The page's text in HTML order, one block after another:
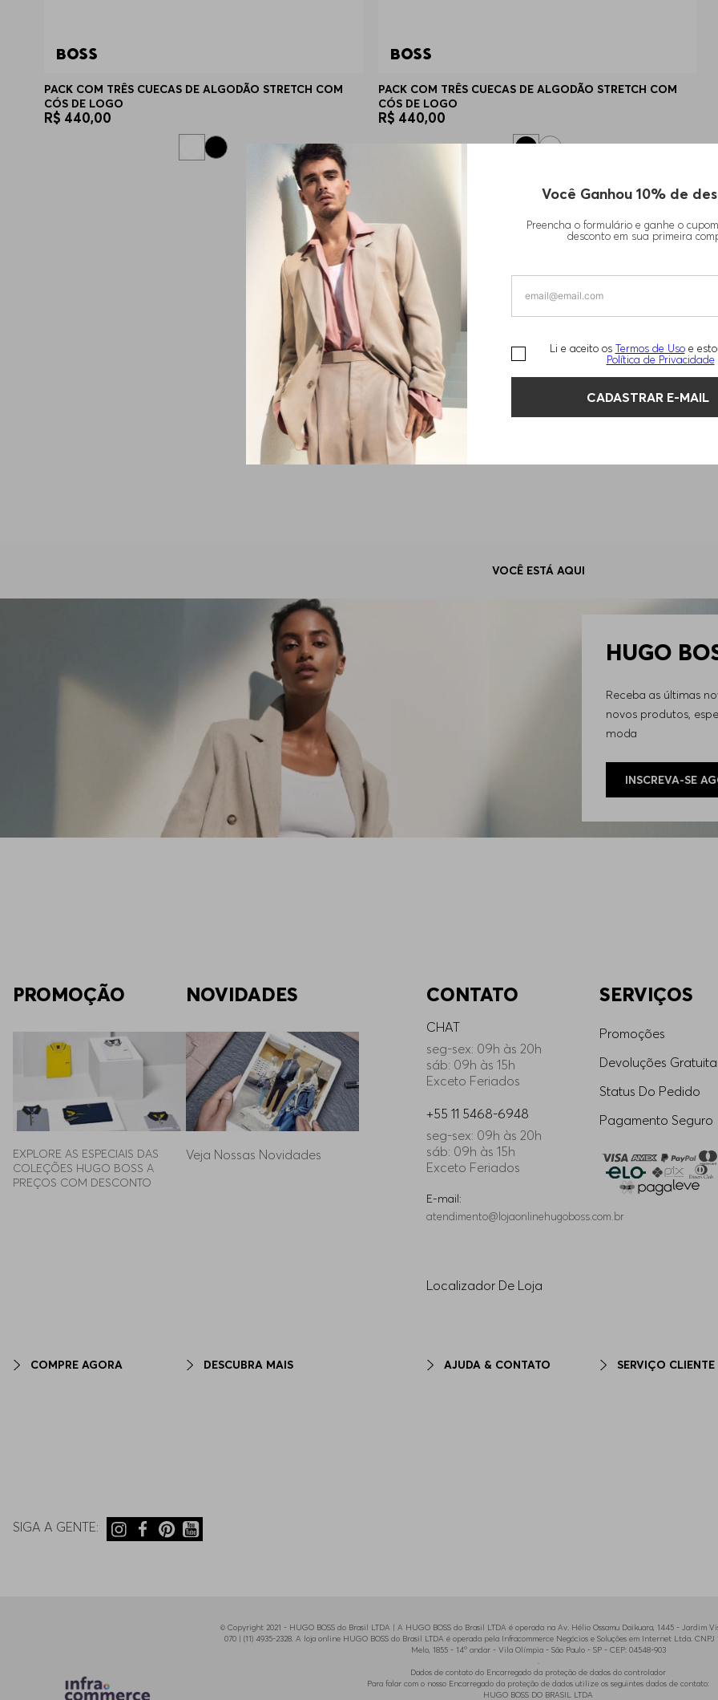
Você Ganhou 10% de
Preencha o formulário e ganhe o
desconto em sua primeira
Li e aceito os Termos de Uso e
Política de Privacidade
CADASTRAR E-MAIL
PACK COM TRÊS CUECAS DE ALGODÃO STRETCH COM
CÓS DE LOGO
R$ 440,00
PACK COM TRÊS CUECAS DE ALGODÃO STRETCH COM
CÓS DE LOGO
R$ 440,00
VOCÊ ESTÁ AQUI
HUGO
Receba as últimas
novos produtos,
moda
INSCREVA-SE
PROMOÇÃO
EXPLORE AS ESPECIAIS DAS
COLEÇÕES HUGO BOSS A
PREÇOS COM DESCONTO
COMPRE AGORA
NOVIDADES
Veja Nossas Novidades
DESCUBRA MAIS
CONTATO
CHAT
seg-sex: 09h às 20h
sáb: 09h às 15h
Exceto Feriados
+55 11 5468-6948
seg-sex: 09h às 20h
sáb: 09h às 15h
Exceto Feriados
E-mail:
atendimento@lojaonlinehugoboss.com.br
Localizador De Loja
AJUDA & CONTATO
SERVIÇOS
Promoções
Devoluções
Status Do Pedido
Pagamento Seguro
SERVIÇO CLIENTE
SIGA A GENTE:
© Copyright 2021 - HUGO BOSS do Brasil LTDA | A HUGO BOSS do Brasil LTDA é operada na Av. Hélio Ossamu Daikuara, 1445 - Jardim
070 | (11) 4935-2328. A loja online HUGO BOSS do Brasil LTDA é operada pela Infracommerce Negócios e Soluções em Internet Ltda. CNPJ
Melo, 1855 - 14º andar - Vila Olímpia - São Paulo - SP - CEP: 04548-903
.
Dados de contato do Encarregado da proteção de dados do controlador
Para falar com o nosso Encarregado da proteção de dados utilize os seguintes dados de contato:
HUGO BOSS DO BRASIL LTDA